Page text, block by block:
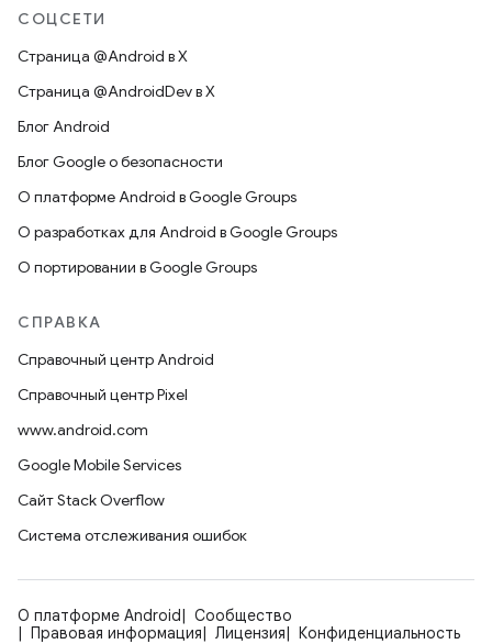
СОЦСЕТИ
Страница @Android в X
Страница @AndroidDev в X
Блог Android
Блог Google о безопасности
О платформе Android в Google Groups
О разработках для Android в Google Groups
О портировании в Google Groups
СПРАВКА
Справочный центр Android
Справочный центр Pixel
www.android.com
Google Mobile Services
Сайт Stack Overflow
Система отслеживания ошибок
О платформе Android
Сообщество
Правовая информация
Лицензия
Конфиденциальность